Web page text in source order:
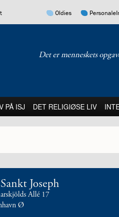
16.0:
17.0:
Oldies
Det er menneskets
PÅ ISJ 21.0:
DET RELIGIØSE LIV 22.0:
Joseph
Allé 17
Ø